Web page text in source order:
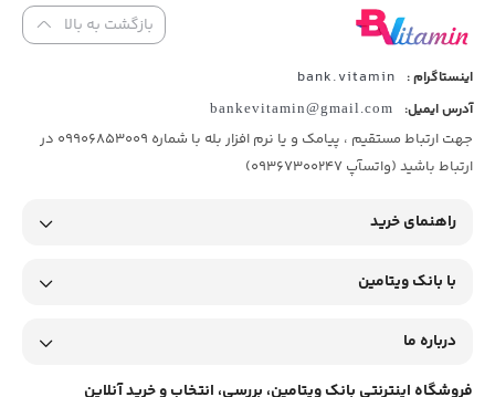
بازگشت به بالا
اینستاگرام : bank.vitamin
آدرس ایمیل: bankevitamin@gmail.com
جهت ارتباط مستقیم ، پیامک و یا نرم افزار بله با شماره 09906853009 در
ارتباط باشید (واتسآپ 09367300247)
راهنمای خرید
با بانک ویتامین
درباره ما
فروشگاه اینترنتی بانک ویتامین، بررسی، انتخاب و خرید آنلاین